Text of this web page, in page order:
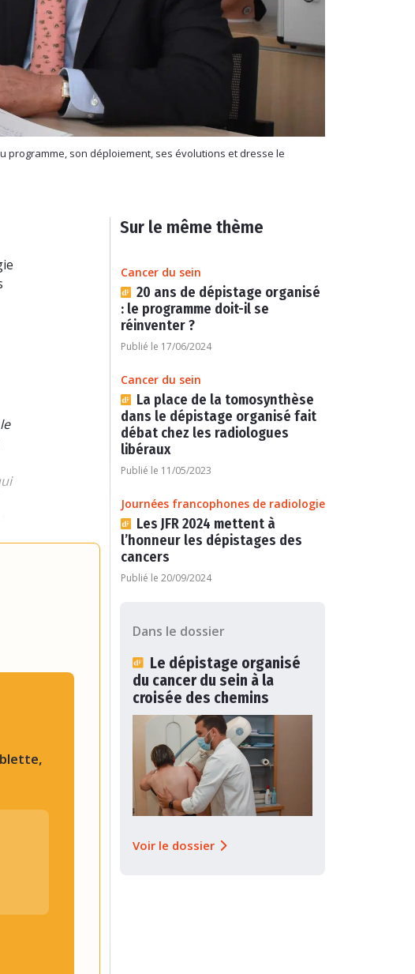
programme, son déploiement, ses évolutions et dresse le
Sur le même thème
Cancer du sein
20 ans de dépistage organisé
: le programme doit-il se
réinventer ?
Publié le 17/06/2024
Cancer du sein
La place de la tomosynthèse
dans le dépistage organisé fait
débat chez les radiologues
libéraux
Publié le 11/05/2023
Journées francophones de radiologie
Les JFR 2024 mettent à
l’honneur les dépistages des
cancers
Publié le 20/09/2024
Dans le dossier
Le dépistage organisé
du cancer du sein à la
croisée des chemins
Voir le dossier